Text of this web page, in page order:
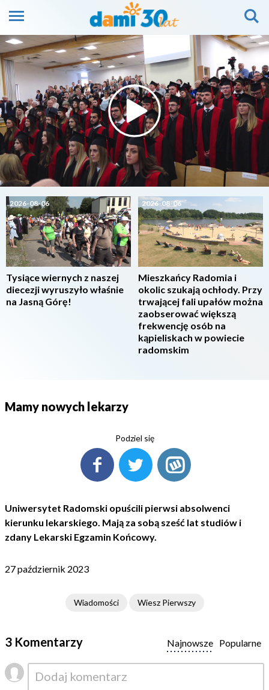
2026-08-06
Tysiące wiernych z naszej
diecezji wyruszyło właśnie
na Jasną Górę!
2026-08-06
Mieszkańcy Radomia i
okolic szukają ochłody. Przy
trwającej fali upałów można
zaobserować większą
frekwencję osób na
kąpieliskach w powiecie
radomskim
Mamy nowych lekarzy
Podziel się
Uniwersytet Radomski opuścili pierwsi absolwenci
kierunku lekarskiego. Mają za sobą sześć lat studiów i
zdany Lekarski Egzamin Końcowy.
27 październik 2023
Wiadomości Wiesz Pierwszy
3 Komentarzy Popularne
Najnowsze